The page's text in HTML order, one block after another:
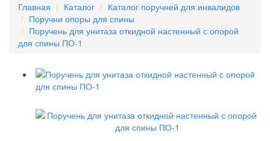
Главная Каталог
Каталог поручней для инвалидов
Поручни опоры для спины
Поручень для унитаза откидной настенный с опорой
для спины ПО-1